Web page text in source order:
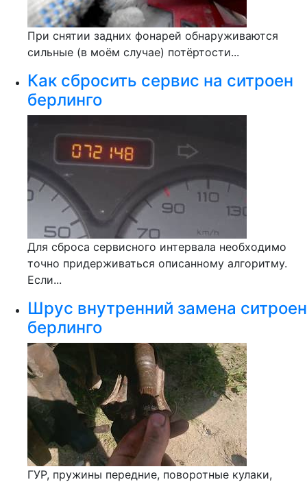
При снятии задних фонарей обнаруживаются
сильные (в моём случае) потёртости...
Как сбросить сервис на ситроен
берлинго
Для сброса сервисного интервала необходимо
точно придерживаться описанному алгоритму.
Если...
Шрус внутренний замена ситроен
берлинго
ГУР, пружины передние, поворотные кулаки,